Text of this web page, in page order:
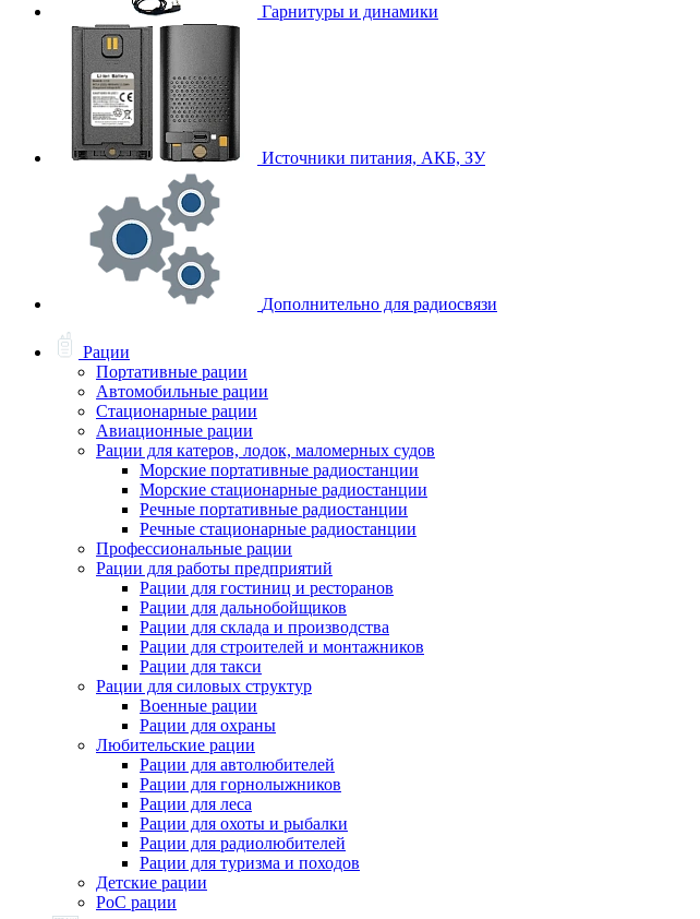
Гарнитуры и динамики
Источники питания, АКБ, ЗУ
Дополнительно для радиосвязи
Рации
Портативные рации
Автомобильные рации
Стационарные рации
Авиационные рации
Рации для катеров, лодок, маломерных судов
Морские портативные радиостанции
Морские стационарные радиостанции
Речные портативные радиостанции
Речные стационарные радиостанции
Профессиональные рации
Рации для работы предприятий
Рации для гостиниц и ресторанов
Рации для дальнобойщиков
Рации для склада и производства
Рации для строителей и монтажников
Рации для такси
Рации для силовых структур
Военные рации
Рации для охраны
Любительские рации
Рации для автолюбителей
Рации для горнолыжников
Рации для леса
Рации для охоты и рыбалки
Рации для радиолюбителей
Рации для туризма и походов
Детские рации
PoC рации